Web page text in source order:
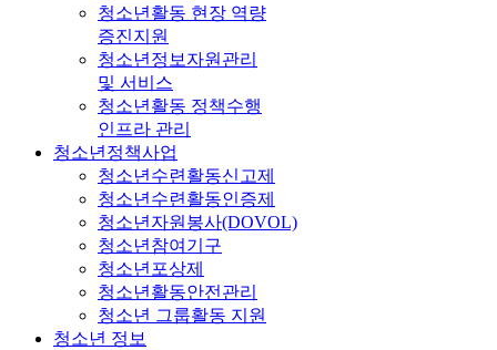
청소년활동 현장 역량
증진지원
청소년정보자원관리
및 서비스
청소년활동 정책수행
인프라 관리
청소년정책사업
청소년수련활동신고제
청소년수련활동인증제
청소년자원봉사(DOVOL)
청소년참여기구
청소년포상제
청소년활동안전관리
청소년 그룹활동 지원
청소년 정보